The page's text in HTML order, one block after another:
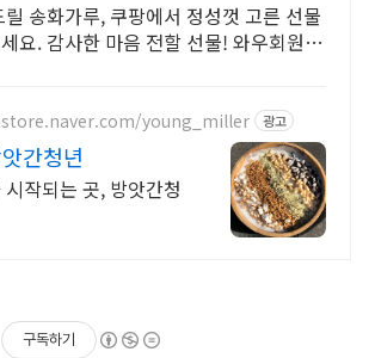
송화가루, 쿠팡에서 정성껏 고른 선물
요. 감사한 마음 전할 선물! 와우회원은
young_miller 광고
간청년
작되는 곳, 방앗간청
구독하기